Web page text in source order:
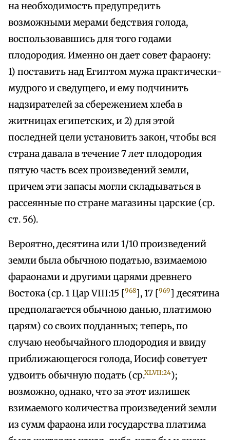
на необходимость предупредить
возможными мерами бедствия голода,
воспользовавшись для того годами
плодородия. Именно он дает совет фараону:
1) поставить над Египтом мужа практически-
мудрого и сведущего, и ему подчинить
надзирателей за сбережением хлеба в
житницах египетских, и 2) для этой
последней цели установить закон, чтобы вся
страна давала в течение 7 лет плодородия
пятую часть всех произведений земли,
причем эти запасы могли складываться в
рассеянные по стране магазины царские (ср.
ст. 56).
Вероятно, десятина или 1/10 произведений
земли была обычною податью, взимаемою
фараонами и другими царями древнего
Востока (ср. 1 Цар VIII:15 [968], 17 [969 ] десятина
предполагается обычною данью, платимою
царям) со своих подданных; теперь, по
случаю необычайного плодородия и ввиду
приближающегося голода, Иосиф советует
удвоить обычную подать (ср.XLVII:24);
возможно, однако, что за этот излишек
взимаемого количества произведений земли
из сумм фараона или государства платима